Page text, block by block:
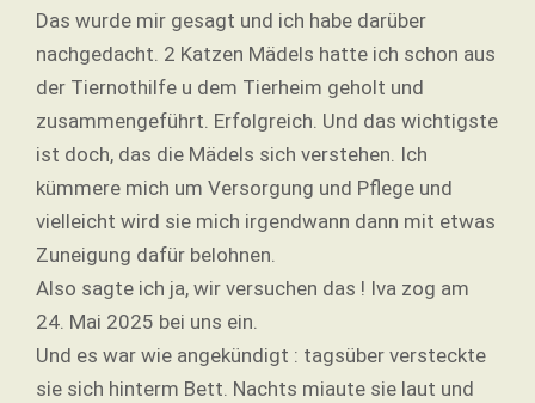
Das wurde mir gesagt und ich habe darüber
nachgedacht. 2 Katzen Mädels hatte ich schon aus
der Tiernothilfe u dem Tierheim geholt und
zusammengeführt. Erfolgreich. Und das wichtigste
ist doch, das die Mädels sich verstehen. Ich
kümmere mich um Versorgung und Pflege und
vielleicht wird sie mich irgendwann dann mit etwas
Zuneigung dafür belohnen.
Also sagte ich ja, wir versuchen das ! Iva zog am
24. Mai 2025 bei uns ein.
Und es war wie angekündigt : tagsüber versteckte
sie sich hinterm Bett. Nachts miaute sie laut und